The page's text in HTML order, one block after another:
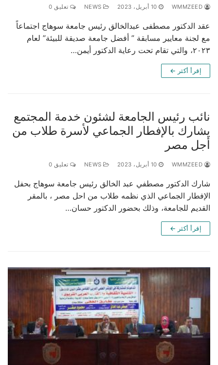
10 أبريل، 2023 تعليق 0
عقد الدكتور مصطفى عبدالخالق رئيس جامعة سوهاج اجتماعاً
مع لجنة معايير مسابقة ” أفضل جامعة صديقة للبيئة” لعام
٢٠٢٣، والتي تقام تحت رعاية الدكتور أيمن…
إقرأ أكثر ←
نائب رئيس الجامعة لشئون خدمة المجتمع
يشارك بالإفطار الجماعي لأسرة طلاب من
أجل مصر
10 أبريل، 2023 تعليق 0
شارك الدكتور مصطفي عبد الخالق رئيس جامعة سوهاج بحفل
الإفطار الجماعي الذي نظمه طلاب من احل مصر ، بالمقر
القديم للجامعة، وذلك بحضور الدكتور حسان…
إقرأ أكثر ←